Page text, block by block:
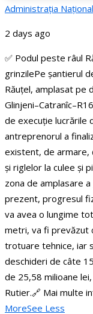
Administraţia
2 days ago
✅ Podul peste râul
grinzilePe șantierul
Răuțel, amplasat pe
de execuție lucrările
antreprenorul a
existent, de armare,
și riglelor la culee și
zona de amplasare
prezent, progresul
va avea o lungime
metri, va fi prevăzut
trotuare tehnice, iar
deschideri de câte
de 25,58 milioane
Rutier.🔗 Mai multe
MoreSee Less